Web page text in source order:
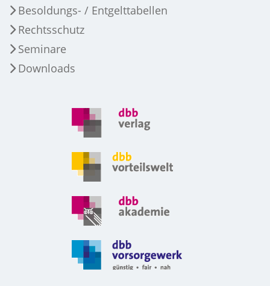
Besoldungs- / Entgelttabellen
Rechtsschutz
Seminare
Downloads